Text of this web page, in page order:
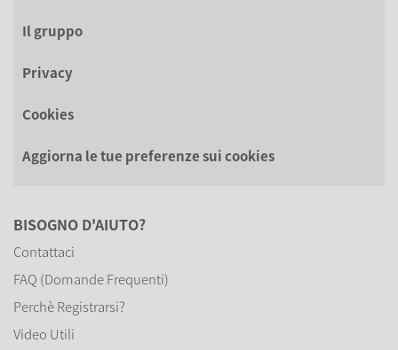
Il gruppo
Privacy
Cookies
Aggiorna le tue preferenze sui cookies
BISOGNO D'AIUTO?
Contattaci
FAQ (Domande Frequenti)
Perchè Registrarsi?
Video Utili